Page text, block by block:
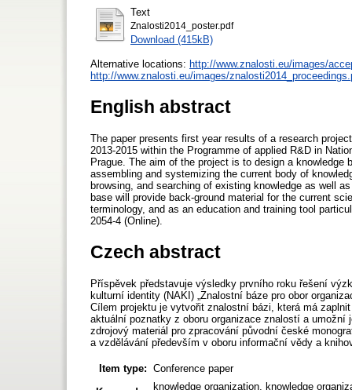
Text
Znalosti2014_poster.pdf
Download (415kB)
Alternative locations: http://www.znalosti.eu/images/
http://www.znalosti.eu/images/
English abstract
The paper presents first year results of a research
2013-2015 within the Programme of applied R&D in
Prague. The aim of the project is to design a
assembling and systemizing the current body of
browsing, and searching of existing knowledge as well
base will provide back-ground material for the current
terminology, and as an education and training tool
2054-4 (Online).
Czech abstract
Příspěvek představuje výsledky prvního roku řešení
kulturní identity (NAKI) „Znalostní báze pro obor
Cílem projektu je vytvořit znalostní bázi, která má
aktuální poznatky z oboru organizace znalostí a
zdrojový materiál pro zpracování původní české
a vzdělávání především v oboru informační vědy a
Item type: Conference paper
knowledge organization, knowledge